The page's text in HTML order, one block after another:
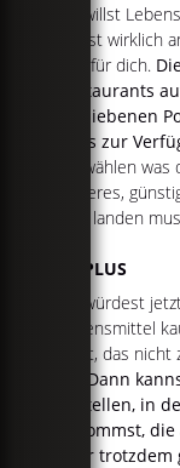
Du willst
selbst wirklich
was für dich.
Restaurants
gebliebenen
Preis zur
auswählen
leckeres,
Müll landen
SIRPLUS
Du würdest
Lebensmittel
Obst, das
Dann
bestellen, in
bekommst,
aber